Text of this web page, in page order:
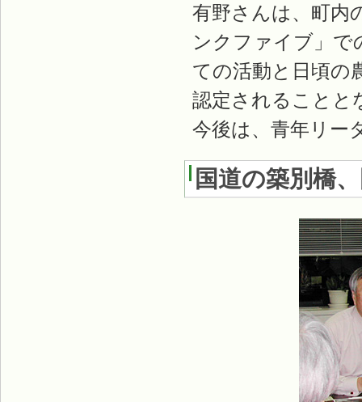
有野さんは、町内
ンクファイブ」で
ての活動と日頃の
認定されることと
今後は、青年リー
国道の築別橋